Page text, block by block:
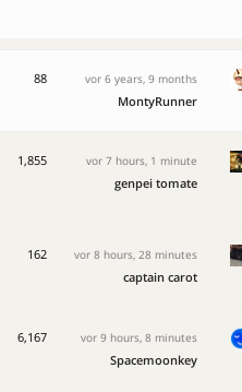
88 vor 6 years, 9 months
MontyRunner
1,855 vor 7 hours, 1 minute
genpei tomate
162 vor 8 hours, 28 minutes
captain carot
6,167 vor 9 hours, 8 minutes
Spacemoonkey